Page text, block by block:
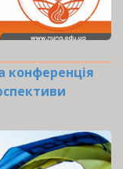
конференція